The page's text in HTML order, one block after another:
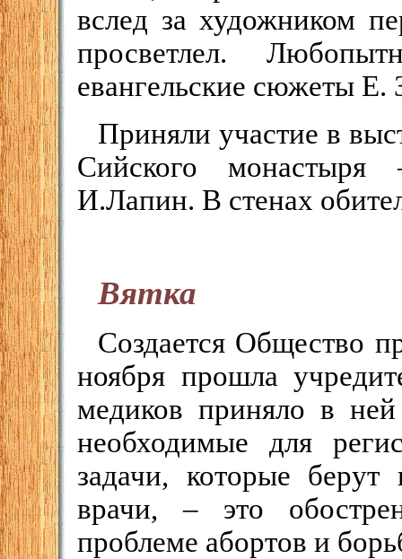
вслед за художником
просветлел.
евангельские сюжеты Е.
Приняли участие в
Сийского
И.Лапин. В стенах
Вятка
Создается Общество
ноября прошла
медиков приняло в
необходимые для
задачи, которые берут
врачи, – это
проблеме абортов и